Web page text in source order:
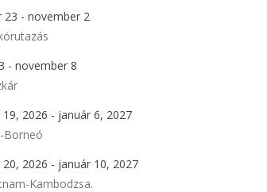
23 - november 2
- november 8
2026 - január 6, 2027
Borneó
2026 - január 10, 2027
Kambodzsa.